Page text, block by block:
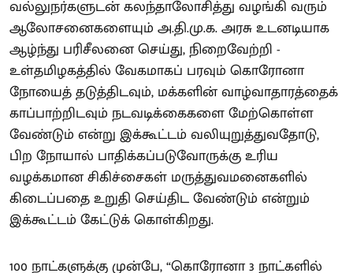
வல்லுநர்களுடன் கலந்தாலோசித்து வழங்கி வரும்
ஆலோசனைகளையும் அ.தி.மு.க. அரசு உடனடியாக
ஆழ்ந்து பரிசீலனை செய்து, நிறைவேற்றி -
உள்தமிழகத்தில் வேகமாகப் பரவும் கொரோனா
நோயைத் தடுத்திடவும், மக்களின் வாழ்வாதாரத்தைக்
காப்பாற்றிடவும் நடவடிக்கைகளை மேற்கொள்ள
வேண்டும் என்று இக்கூட்டம் வலியுறுத்துவதோடு,
பிற நோயால் பாதிக்கப்படுவோருக்கு உரிய
வழக்கமான சிகிச்சைகள் மருத்துவமனைகளில்
கிடைப்பதை உறுதி செய்திட வேண்டும் என்றும்
இக்கூட்டம் கேட்டுக் கொள்கிறது.
100 நாட்களுக்கு முன்பே, “கொரோனா 3 நாட்களில்